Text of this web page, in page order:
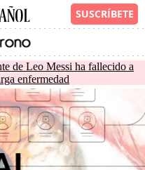
de Leo Messi ha fallecido a
enfermedad